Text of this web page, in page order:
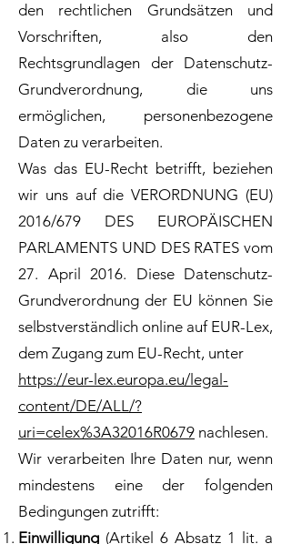
den rechtlichen Grundsätzen und
Vorschriften, also den
Rechtsgrundlagen der Datenschutz-
Grundverordnung, die uns
ermöglichen, personenbezogene
Daten zu verarbeiten.
Was das EU-Recht betrifft, beziehen
wir uns auf die VERORDNUNG (EU)
2016/679 DES EUROPÄISCHEN
PARLAMENTS UND DES RATES vom
27. April 2016. Diese Datenschutz-
Grundverordnung der EU können Sie
selbstverständlich online auf EUR-Lex,
dem Zugang zum EU-Recht, unter
https://eur-lex.europa.eu/legal-
content/DE/ALL/?
uri=celex%3A32016R0679 nachlesen.
Wir verarbeiten Ihre Daten nur, wenn
mindestens eine der folgenden
Bedingungen zutrifft:
Einwilligung (Artikel 6 Absatz 1 lit. a